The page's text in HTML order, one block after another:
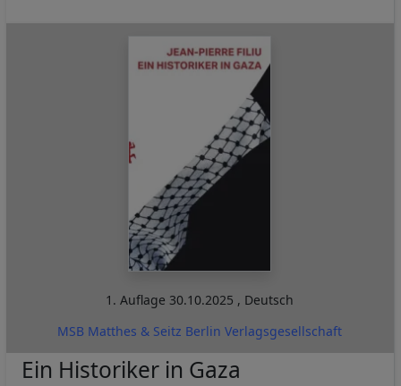
1. Auflage 30.10.2025 , Deutsch
MSB Matthes & Seitz Berlin Verlagsgesellschaft
Ein Historiker in Gaza